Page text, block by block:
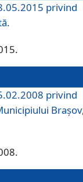
privind
privind